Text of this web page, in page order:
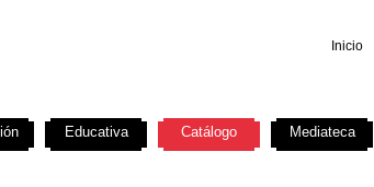
Inicio
Educativa Catálogo Mediateca